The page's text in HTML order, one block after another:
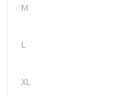
M
L
XL